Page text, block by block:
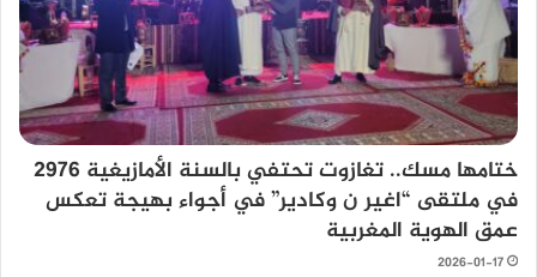
ختامها مسك.. تغازوت تحتفي بالسنة الأمازيغية 2976
في ملتقى “اغير ن وكادير” في أجواء بهيجة تعكس
عمق الهوية المغربية
2026-01-17